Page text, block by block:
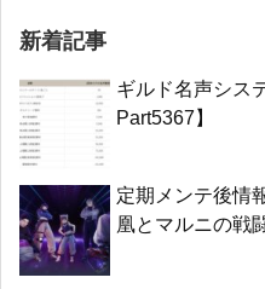
新着記事
ギルド名声シス
Part5367】
定期メンテ後情
凰とマルニの戦